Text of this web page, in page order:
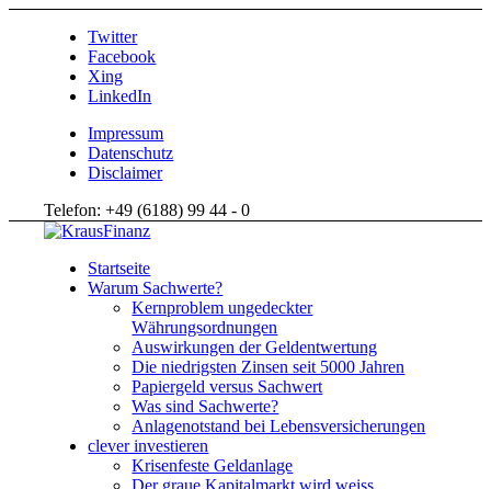
Twitter
Facebook
Xing
LinkedIn
Impressum
Datenschutz
Disclaimer
Telefon: +49 (6188) 99 44 - 0
Startseite
Warum Sachwerte?
Kernproblem ungedeckter
Währungsordnungen
Auswirkungen der Geldentwertung
Die niedrigsten Zinsen seit 5000 Jahren
Papiergeld versus Sachwert
Was sind Sachwerte?
Anlagenotstand bei Lebensversicherungen
clever investieren
Krisenfeste Geldanlage
Der graue Kapitalmarkt wird weiss